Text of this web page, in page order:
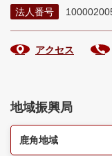
法人番号
アクセス
地域振興局
鹿角地域